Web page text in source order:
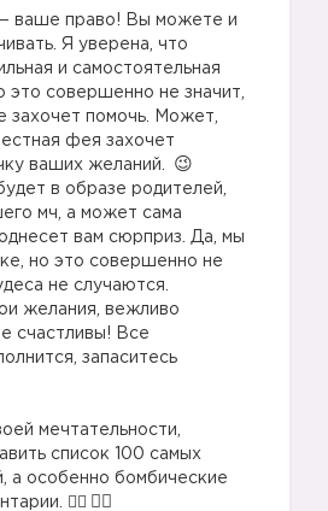
ваше право! Вы можете и
Я уверена, что
и самостоятельная
это совершенно не значит,
захочет помочь. Может,
фея захочет
ваших желаний.
в образе родителей,
мч, а может сама
вам сюрприз. Да, мы
но это совершенно не
не случаются.
желания, вежливо
счастливы! Все
запаситесь
мечтательности,
список 100 самых
а особенно бомбические
🧚‍♂️